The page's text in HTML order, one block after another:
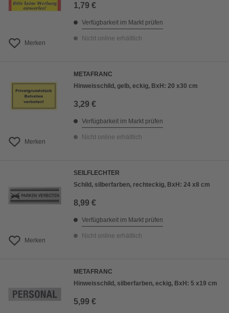
Merken
1,79 €
Verfügbarkeit im Markt prüfen
Nicht online erhältlich
Merken
METAFRANC
Hinweisschild, gelb, eckig, BxH: 20 x30 cm
3,29 €
Verfügbarkeit im Markt prüfen
Nicht online erhältlich
Merken
SEILFLECHTER
Schild, silberfarben, rechteckig, BxH: 24 x8 cm
8,99 €
Verfügbarkeit im Markt prüfen
Nicht online erhältlich
METAFRANC
Hinweisschild, silberfarben, eckig, BxH: 5 x19 cm
5,99 €